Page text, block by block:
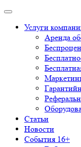
Услуги
Аренда
Статьи
Новости
События 16+